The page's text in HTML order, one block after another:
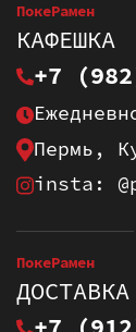
ПокеРамен
КАФЕШКА
+7
Пермь,
insta:
ПокеРамен